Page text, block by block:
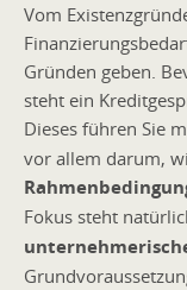
Vom
Gründen geben.
steht ein
Dieses führen Sie
vor allem darum,
Fokus steht